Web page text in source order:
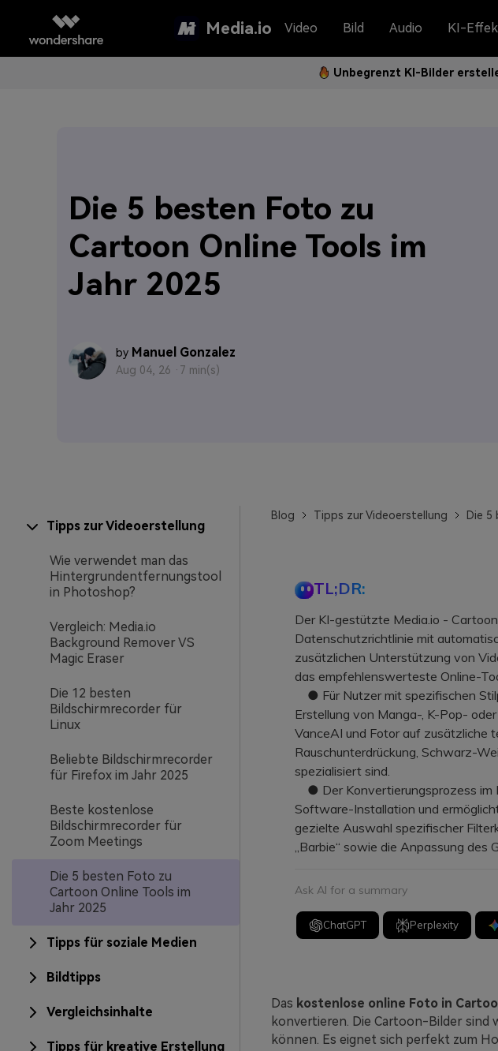
Media.io Video Bild Audio KI-
Unbegrenzt KI-Bilder
Die 5 besten Foto zu
Cartoon Online Tools im
Jahr 2025
by Manuel Gonzalez
Aug 04, 26 · 7 min(s)
Tipps zur Videoerstellung
Wie verwendet man das
Hintergrundentfernungstool
in Photoshop?
Vergleich: Media.io
Background Remover VS
Magic Eraser
Die 12 besten
Bildschirmrecorder für
Linux
Beliebte Bildschirmrecorder
für Firefox im Jahr 2025
Beste kostenlose
Bildschirmrecorder für
Zoom Meetings
Die 5 besten Foto zu
Cartoon Online Tools im
Jahr 2025
Tipps für soziale Medien
Bildtipps
Vergleichsinhalte
Tipps für kreative Erstellung
Blog Tipps zur Videoerstellung Die 5
TL;DR:
Der KI-gestützte Media.io -
Datenschutzrichtlinie mit
zusätzlichen Unterstützung von
das empfehlenswerteste Online-
● Für Nutzer mit spezifischen
Erstellung von Manga-, K-Pop-
VanceAI und Fotor auf zusätzliche
Rauschunterdrückung, Schwarz-
spezialisiert sind.
● Der Konvertierungsprozess im
Software-Installation und
gezielte Auswahl spezifischer
„Barbie“ sowie die Anpassung des
Ask AI for a summary
ChatGPT Perplexity
Das kostenlose online Foto in
konvertieren. Die Cartoon-Bilder sind
können. Es eignet sich perfekt zum